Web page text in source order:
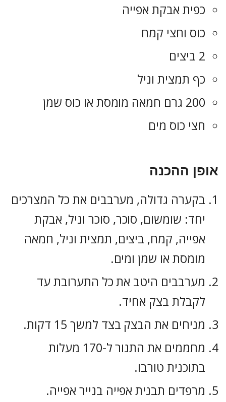
כפית אבקת אפייה
כוס וחצי קמח
2 ביצים
כף תמצית וניל
200 גרם חמאה מומסת או כוס שמן
חצי כוס מים
אופן ההכנה
בקערה גדולה, מערבבים את כל המצרכים
יחד: שומשום, סוכר, סוכר וניל, אבקת
אפייה, קמח, ביצים, תמצית וניל, חמאה
מומסת או שמן ומים.
מערבבים היטב את כל התערובת עד
לקבלת בצק אחיד.
מניחים את הבצק בצד למשך 15 דקות.
מחממים את התנור ל-170 מעלות
בתוכנית טורבו.
מרפדים תבנית אפייה בנייר אפייה.